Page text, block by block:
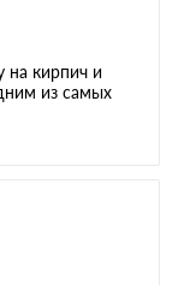
на кирпич и
из самых